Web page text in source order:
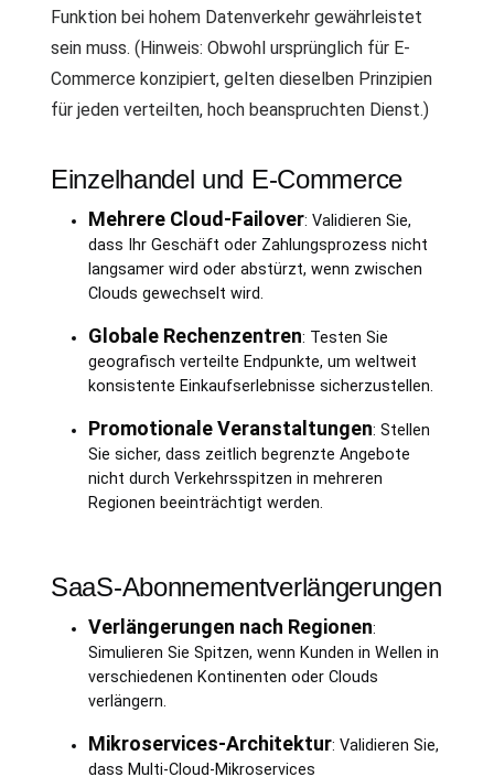
Funktion bei hohem Datenverkehr gewährleistet
sein muss. (Hinweis: Obwohl ursprünglich für E-
Commerce konzipiert, gelten dieselben Prinzipien
für jeden verteilten, hoch beanspruchten Dienst.)
Einzelhandel und E-Commerce
Mehrere Cloud-Failover: Validieren Sie,
dass Ihr Geschäft oder Zahlungsprozess nicht
langsamer wird oder abstürzt, wenn zwischen
Clouds gewechselt wird.
Globale Rechenzentren: Testen Sie
geografisch verteilte Endpunkte, um weltweit
konsistente Einkaufserlebnisse sicherzustellen.
Promotionale Veranstaltungen: Stellen
Sie sicher, dass zeitlich begrenzte Angebote
nicht durch Verkehrsspitzen in mehreren
Regionen beeinträchtigt werden.
SaaS-Abonnementverlängerungen
Verlängerungen nach Regionen:
Simulieren Sie Spitzen, wenn Kunden in Wellen in
verschiedenen Kontinenten oder Clouds
verlängern.
Mikroservices-Architektur: Validieren Sie,
dass Multi-Cloud-Mikroservices